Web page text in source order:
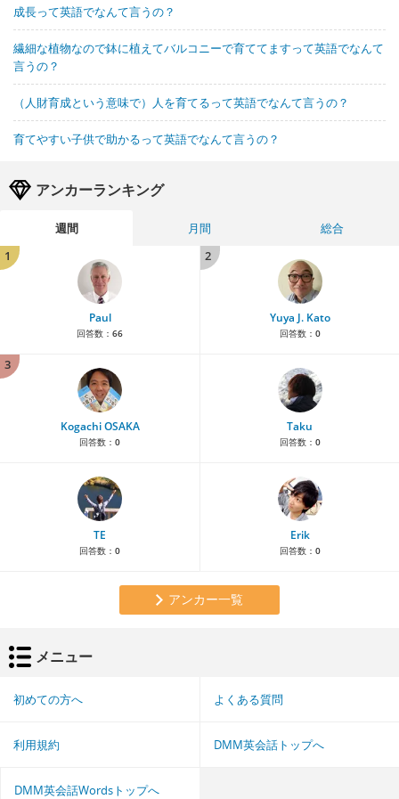
成長って英語でなんて言うの？
繊細な植物なので鉢に植えてバルコニーで育ててますって英語でなんて
言うの？
（人財育成という意味で）人を育てるって英語でなんて言うの？
育てやすい子供で助かるって英語でなんて言うの？
アンカーランキング
週間 月間
総合
1
Paul
回答数： 66
2
Yuya J. Kato
回答数： 0
3
Kogachi OSAKA
回答数： 0
Taku
回答数： 0
TE
回答数： 0
Erik
回答数： 0
アンカー一覧
メニュー
初めての方へ よくある質問
利用規約 DMM英会話トップへ
DMM英会話Wordsトップへ